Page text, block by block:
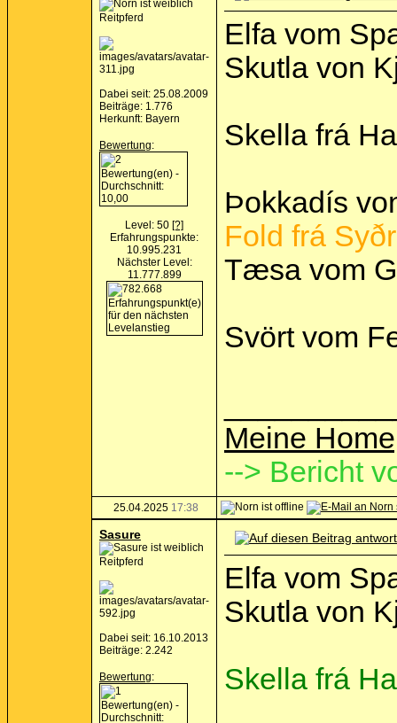
Reitpferd
Dabei seit: 25.08.2009
Beiträge: 1.776
Herkunft: Bayern
Bewertung:
Level: 50 [?]
Erfahrungspunkte:
10.995.231
Nächster Level:
11.777.899
Elfa vom
Skutla von
Skella frá
Þokkadís
Fold frá
Tæsa vom
Svört vom
Meine
--> Bericht
25.04.2025 17:38
Sasure
Reitpferd
Dabei seit: 16.10.2013
Beiträge: 2.242
Bewertung:
Elfa vom
Skutla von
Skella frá